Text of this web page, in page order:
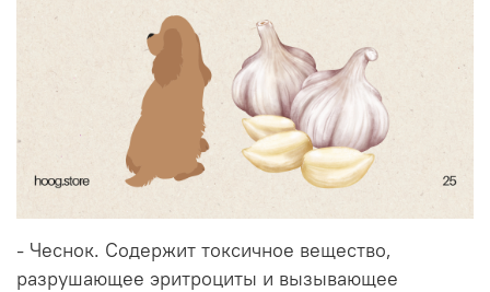
- Чеснок. Содержит токсичное вещество,
разрушающее эритроциты и вызывающее